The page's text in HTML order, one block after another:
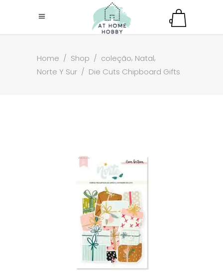
0
Home / Shop / coleção, Natal,
Norte Y Sur / Die Cuts Chipboard Gifts